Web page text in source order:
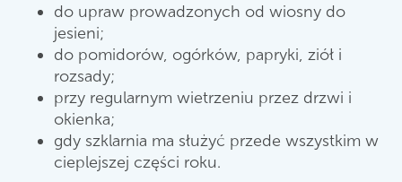
do upraw prowadzonych od wiosny do
jesieni;
do pomidorów, ogórków, papryki, ziół i
rozsady;
przy regularnym wietrzeniu przez drzwi i
okienka;
gdy szklarnia ma służyć przede wszystkim w
cieplejszej części roku.